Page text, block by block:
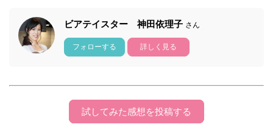
ビアテイスター 神田依理子 さん
フォローする 詳しく見る
試してみた感想を投稿する